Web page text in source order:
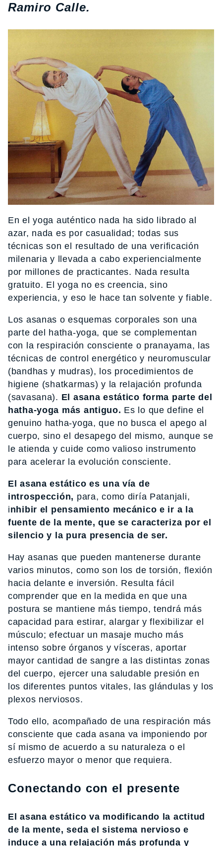
Ramiro Calle.
En el yoga auténtico nada ha sido librado al
azar, nada es por casualidad; todas sus
técnicas son el resultado de una verificación
milenaria y llevada a cabo experiencialmente
por millones de practicantes. Nada resulta
gratuito. El yoga no es creencia, sino
experiencia, y eso le hace tan solvente y fiable.
Los asanas o esquemas corporales son una
parte del hatha-yoga, que se complementan
con la respiración consciente o pranayama, las
técnicas de control energético y neuromuscular
(bandhas y mudras), los procedimientos de
higiene (shatkarmas) y la relajación profunda
(savasana). El asana estático forma parte del
hatha-yoga más antiguo. Es lo que define el
genuino hatha-yoga, que no busca el apego al
cuerpo, sino el desapego del mismo, aunque se
le atienda y cuide como valioso instrumento
para acelerar la evolución consciente.
El asana estático es una vía de
introspección, para, como diría Patanjali,
inhibir el pensamiento mecánico e ir a la
fuente de la mente, que se caracteriza por el
silencio y la pura presencia de ser.
Hay asanas que pueden mantenerse durante
varios minutos, como son los de torsión, flexión
hacia delante e inversión. Resulta fácil
comprender que en la medida en que una
postura se mantiene más tiempo, tendrá más
capacidad para estirar, alargar y flexibilizar el
músculo; efectuar un masaje mucho más
intenso sobre órganos y vísceras, aportar
mayor cantidad de sangre a las distintas zonas
del cuerpo, ejercer una saludable presión en
los diferentes puntos vitales, las glándulas y los
plexos nerviosos.
Todo ello, acompañado de una respiración más
consciente que cada asana va imponiendo por
sí mismo de acuerdo a su naturaleza o el
esfuerzo mayor o menor que requiera.
Conectando con el presente
El asana estático va modificando la actitud
de la mente, seda el sistema nervioso e
induce a una relajación más profunda y